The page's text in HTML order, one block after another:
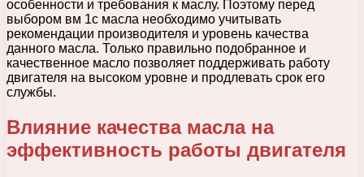
особенности и требования к маслу. Поэтому перед
выбором вм 1с масла необходимо учитывать
рекомендации производителя и уровень качества
данного масла. Только правильно подобранное и
качественное масло позволяет поддерживать работу
двигателя на высоком уровне и продлевать срок его
службы.
Влияние качества масла на
эффективность работы двигателя